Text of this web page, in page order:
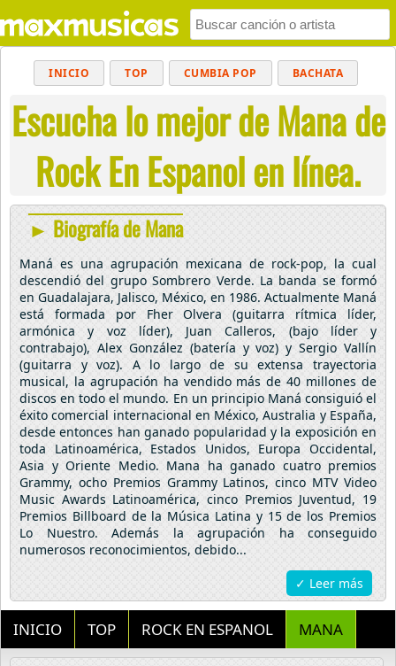
INICIO TOP CUMBIA POP BACHATA
MUSICA CRISTIANA REGGAETON
BALADAS ALTERNATIVO ELECTRÓNICA
CUMBIAS
Escucha lo mejor de Mana de
Rock En Espanol en línea.
► Biografía de Mana
Maná es una agrupación mexicana de rock-pop, la cual
descendió del grupo Sombrero Verde. La banda se formó
en Guadalajara, Jalisco, México, en 1986. Actualmente Maná
está formada por Fher Olvera (guitarra rítmica líder,
armónica y voz líder), Juan Calleros, (bajo líder y
contrabajo), Alex González (batería y voz) y Sergio Vallín
(guitarra y voz). A lo largo de su extensa trayectoria
musical, la agrupación ha vendido más de 40 millones de
discos en todo el mundo. En un principio Maná consiguió el
éxito comercial internacional en México, Australia y España,
desde entonces han ganado popularidad y la exposición en
toda Latinoamérica, Estados Unidos, Europa Occidental,
Asia y Oriente Medio. Mana ha ganado cuatro premios
Grammy, ocho Premios Grammy Latinos, cinco MTV Video
Music Awards Latinoamérica, cinco Premios Juventud, 19
Premios Billboard de la Música Latina y 15 de los Premios
Lo Nuestro. Además la agrupación ha conseguido
numerosos reconocimientos, debido...
✓ Leer más
INICIO TOP ROCK EN ESPANOL MANA